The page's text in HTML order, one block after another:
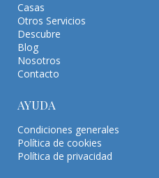
Casas
Otros Servicios
Descubre
Blog
Nosotros
Contacto
AYUDA
Condiciones generales
Política de cookies
Política de privacidad